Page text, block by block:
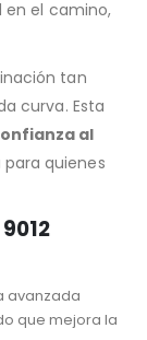
en el camino,
tan
curva. Esta
al
quienes
avanzada
que mejora la